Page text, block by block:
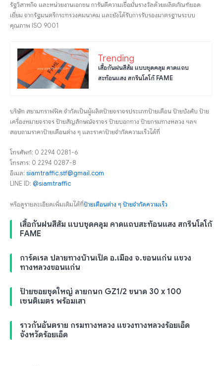
รัฐวิสาหกิจ และหน่วยงานเอกชน การันตีความเชื่อมั่นรางวัลด้วยผลิตภัณฑ์ยอด
เยี่ยม จากรัฐมนตรีกระทรวงคมนาคม และยังได้รับการรับรองมาตรฐานระบบ
คุณภาพ ISO 9001
Trending
เสื้อกันฝนสีส้ม แบบชุดคลุม คาดแถบ
สะท้อนแสง สกรีนโลโก้ FAME
บริษัท สยามทราฟฟิค จำกัดเป็นผู้ผลิตป้ายจราจรประเภทป้ายเตือน ป้ายบังคับ ป้าย
เครื่องหมายจราจร ป้ายสัญลักษณ์จราจร ป้ายบอกทาง ป้ายกรมทางหลวง ฯลฯ
สอบถามราคาป้ายเตือนต่าง ๆ และราคาป้ายจำกัดความเร็วได้ที่
โทรศัพท์: 0 2294 0281-6
โทรสาร: 0 2294 0287-8
อีเมล: siamtraffic.stf@gmail.com
LINE ID: @siamtraffic
หรือดูรายละเอียดเพิ่มเติมได้ที่ป้ายเตือนต่าง ๆ ป้ายจำกัดความเร็ว
เสื้อกันฝนสีส้ม แบบชุดคลุม คาดแถบสะท้อนแสง สกรีนโลโก้
FAME
การ์ดเรล ปลายทางบ้านเป็ด อ.เมือง จ.ขอนแก่น แขวง
ทางหลวงขอนแก่น
ป้ายซอยชุดใหญ่ ลายกนก GZ1/2 ขนาด 30 x 100
เซนติเมตร พร้อมเสา
ราวกันอันตราย กรมทางหลวง แขวงทางหลวงร้อยเอ็ด
จังหวัดร้อยเอ็ด